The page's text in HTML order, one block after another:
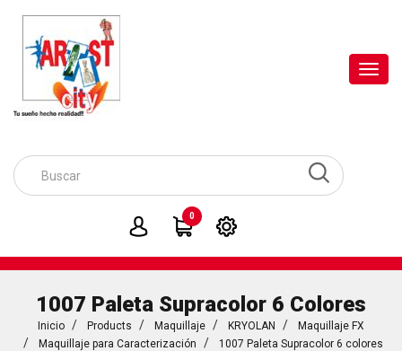
0
1007 Paleta Supracolor 6 Colores
Inicio Products Maquillaje KRYOLAN
Maquillaje FX
Maquillaje para Caracterización
1007 Paleta Supracolor 6 colores